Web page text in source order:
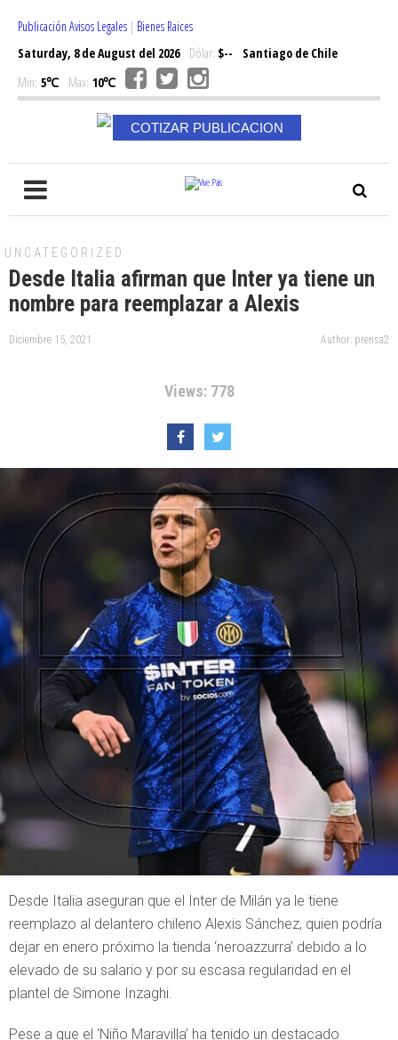
Publicación Avisos Legales | Bienes Raices
Saturday, 8 de August del 2026Dólar: $--
Santiago de Chile
Min: 5℃ Max: 10℃
COTIZAR PUBLICACION
UNCATEGORIZED
Desde Italia afirman que Inter ya tiene un
nombre para reemplazar a Alexis
Diciembre 15, 2021 Author: prensa2
Views: 778
Desde Italia aseguran que el Inter de Milán ya le tiene
reemplazo al delantero chileno Alexis Sánchez, quien podría
dejar en enero próximo la tienda ‘neroazzurra’ debido a lo
elevado de su salario y por su escasa regularidad en el
plantel de Simone Inzaghi.
Pese a que el ‘Niño Maravilla’ ha tenido un destacado